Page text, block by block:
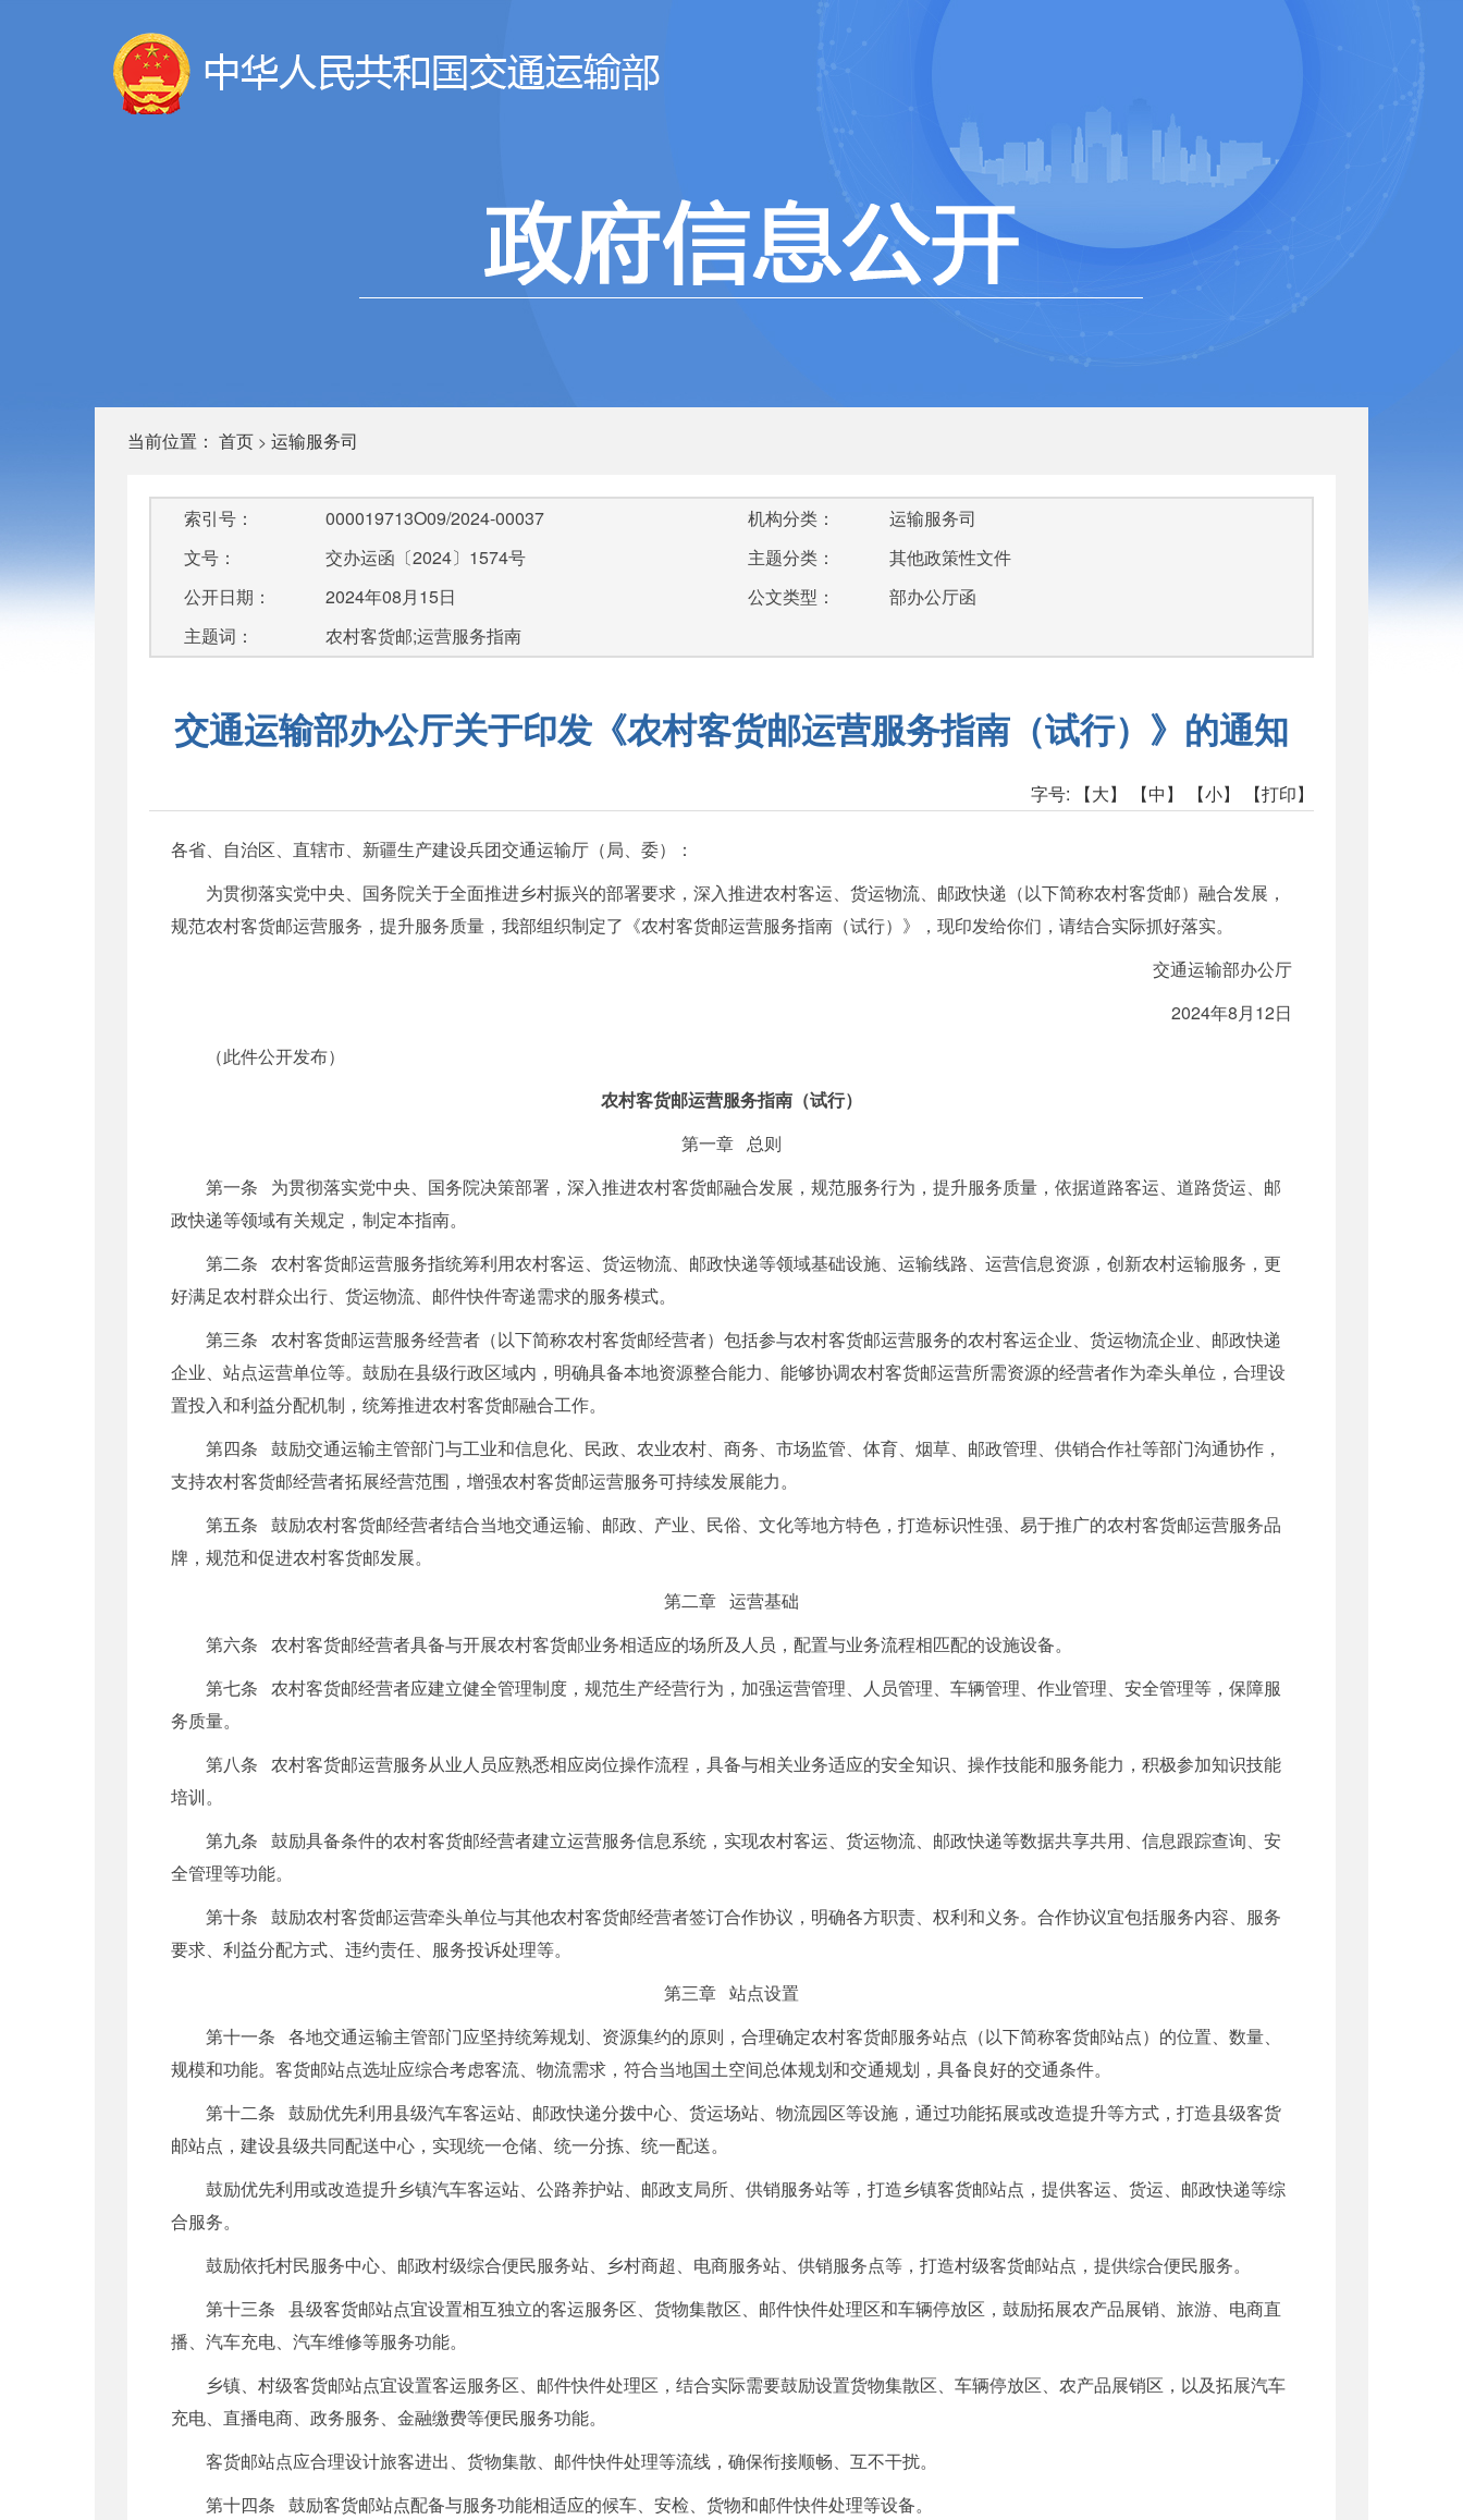
当前位置： 首页 > 运输服务司
索引号：
000019713O09/2024-00037
文号：
交办运函〔2024〕1574号
公开日期：
2024年08月15日
主题词：
农村客货邮;运营服务指南
机构分类：
运输服务司
主题分类：
其他政策性文件
公文类型：
部办公厅函
交通运输部办公厅关于印发《农村客货邮运营服务指南（试行）》的通知
字号: 【大】 【中】 【小】 【打印】
各省、自治区、直辖市、新疆生产建设兵团交通运输厅（局、委）：
为贯彻落实党中央、国务院关于全面推进乡村振兴的部署要求，深入推进农村客运、货运物流、邮政快递（以下简称农村客货邮）融合发展，
规范农村客货邮运营服务，提升服务质量，我部组织制定了《农村客货邮运营服务指南（试行）》，现印发给你们，请结合实际抓好落实。
交通运输部办公厅
2024年8月12日
（此件公开发布）
农村客货邮运营服务指南（试行）
第一章 总则
第一条 为贯彻落实党中央、国务院决策部署，深入推进农村客货邮融合发展，规范服务行为，提升服务质量，依据道路客运、道路货运、邮
政快递等领域有关规定，制定本指南。
第二条 农村客货邮运营服务指统筹利用农村客运、货运物流、邮政快递等领域基础设施、运输线路、运营信息资源，创新农村运输服务，更
好满足农村群众出行、货运物流、邮件快件寄递需求的服务模式。
第三条 农村客货邮运营服务经营者（以下简称农村客货邮经营者）包括参与农村客货邮运营服务的农村客运企业、货运物流企业、邮政快递
企业、站点运营单位等。鼓励在县级行政区域内，明确具备本地资源整合能力、能够协调农村客货邮运营所需资源的经营者作为牵头单位，合理设
置投入和利益分配机制，统筹推进农村客货邮融合工作。
第四条 鼓励交通运输主管部门与工业和信息化、民政、农业农村、商务、市场监管、体育、烟草、邮政管理、供销合作社等部门沟通协作，
支持农村客货邮经营者拓展经营范围，增强农村客货邮运营服务可持续发展能力。
第五条 鼓励农村客货邮经营者结合当地交通运输、邮政、产业、民俗、文化等地方特色，打造标识性强、易于推广的农村客货邮运营服务品
牌，规范和促进农村客货邮发展。
第二章 运营基础
第六条 农村客货邮经营者具备与开展农村客货邮业务相适应的场所及人员，配置与业务流程相匹配的设施设备。
第七条 农村客货邮经营者应建立健全管理制度，规范生产经营行为，加强运营管理、人员管理、车辆管理、作业管理、安全管理等，保障服
务质量。
第八条 农村客货邮运营服务从业人员应熟悉相应岗位操作流程，具备与相关业务适应的安全知识、操作技能和服务能力，积极参加知识技能
培训。
第九条 鼓励具备条件的农村客货邮经营者建立运营服务信息系统，实现农村客运、货运物流、邮政快递等数据共享共用、信息跟踪查询、安
全管理等功能。
第十条 鼓励农村客货邮运营牵头单位与其他农村客货邮经营者签订合作协议，明确各方职责、权利和义务。合作协议宜包括服务内容、服务
要求、利益分配方式、违约责任、服务投诉处理等。
第三章 站点设置
第十一条 各地交通运输主管部门应坚持统筹规划、资源集约的原则，合理确定农村客货邮服务站点（以下简称客货邮站点）的位置、数量、
规模和功能。客货邮站点选址应综合考虑客流、物流需求，符合当地国土空间总体规划和交通规划，具备良好的交通条件。
第十二条 鼓励优先利用县级汽车客运站、邮政快递分拨中心、货运场站、物流园区等设施，通过功能拓展或改造提升等方式，打造县级客货
邮站点，建设县级共同配送中心，实现统一仓储、统一分拣、统一配送。
鼓励优先利用或改造提升乡镇汽车客运站、公路养护站、邮政支局所、供销服务站等，打造乡镇客货邮站点，提供客运、货运、邮政快递等综
合服务。
鼓励依托村民服务中心、邮政村级综合便民服务站、乡村商超、电商服务站、供销服务点等，打造村级客货邮站点，提供综合便民服务。
第十三条 县级客货邮站点宜设置相互独立的客运服务区、货物集散区、邮件快件处理区和车辆停放区，鼓励拓展农产品展销、旅游、电商直
播、汽车充电、汽车维修等服务功能。
乡镇、村级客货邮站点宜设置客运服务区、邮件快件处理区，结合实际需要鼓励设置货物集散区、车辆停放区、农产品展销区，以及拓展汽车
充电、直播电商、政务服务、金融缴费等便民服务功能。
客货邮站点应合理设计旅客进出、货物集散、邮件快件处理等流线，确保衔接顺畅、互不干扰。
第十四条 鼓励客货邮站点配备与服务功能相适应的候车、安检、货物和邮件快件处理等设备。